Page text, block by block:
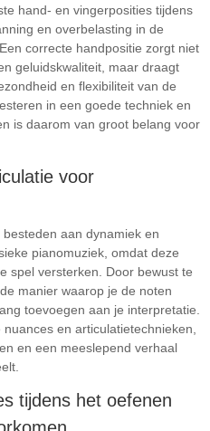
hand- en vingerposities tijdens
en overbelasting in de
correcte handpositie zorgt niet
geluidskwaliteit, maar draagt
en flexibiliteit van de
in een goede techniek en
is daarom van groot belang voor
voor
aan dynamiek en
pianomuziek, omdat deze
spel versterken. Door bewust te
manier waarop je de noten
toevoegen aan je interpretatie.
en articulatietechnieken,
en een meeslepend verhaal
tijdens het oefenen